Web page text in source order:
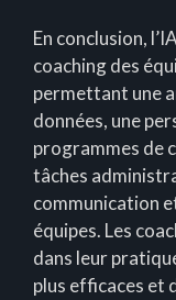
En conclusion,
coaching des
permettant une
données, une
programmes de
tâches
communication
équipes. Les
dans leur
plus efficaces et